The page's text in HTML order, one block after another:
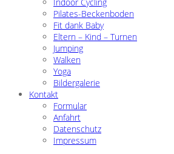
Pilates-Beckenboden
Fit dank Baby
Eltern – Kind – Turnen
Jumping
Walken
Yoga
Bildergalerie
Kontakt
Formular
Anfahrt
Datenschutz
Impressum